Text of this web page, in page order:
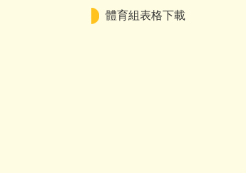
體育組表格下載